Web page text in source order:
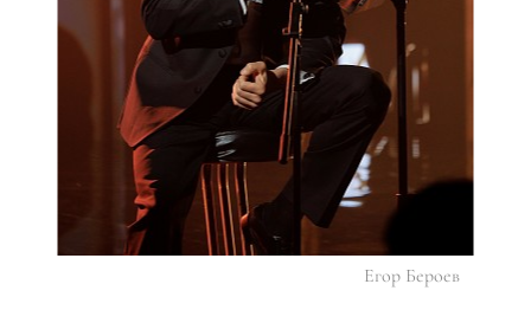
Егор Бероев